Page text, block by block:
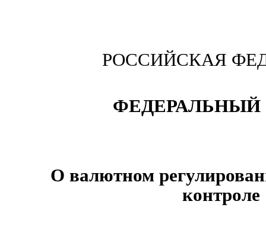
РОССИЙСКАЯ
ФЕДЕРАЛЬНЫЙ
О валютном
контроле